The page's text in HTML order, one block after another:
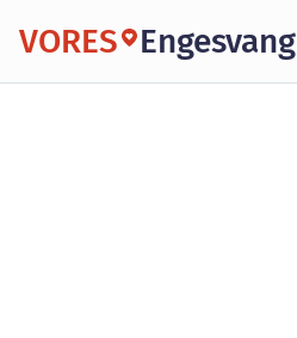
VORES Engesvang